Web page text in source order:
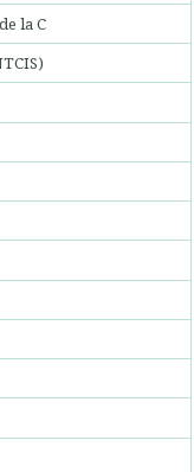
la C